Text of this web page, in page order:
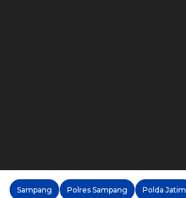
Sampang Polres Sampang Polda Jatim